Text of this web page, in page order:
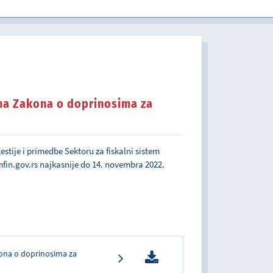
Zakona o doprinosima za
i primedbe Sektoru za fiskalni sistem
najkasnije do 14. novembra 2022.
o doprinosima za